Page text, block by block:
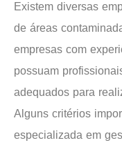
Existem diversas
de áreas
empresas com
possuam
adequados para
Alguns critérios
especializada em